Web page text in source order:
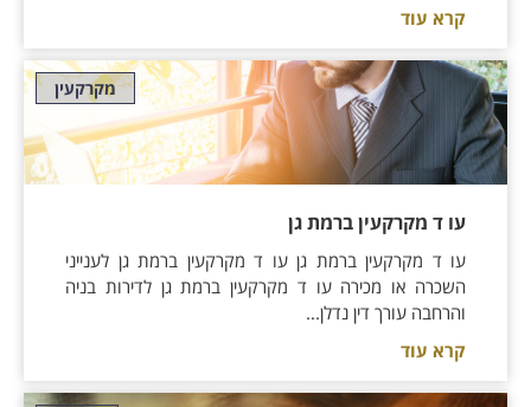
קרא עוד
מקרקעין
עו ד מקרקעין ברמת גן
עו ד מקרקעין ברמת גן עו ד מקרקעין ברמת גן לענייני
השכרה או מכירה עו ד מקרקעין ברמת גן לדירות בניה
והרחבה עורך דין נדלן...
קרא עוד